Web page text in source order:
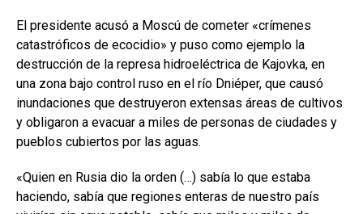
El presidente acusó a Moscú de cometer «crímenes
catastróficos de ecocidio» y puso como ejemplo la
destrucción de la represa hidroeléctrica de Kajovka, en
una zona bajo control ruso en el río Dniéper, que causó
inundaciones que destruyeron extensas áreas de cultivos
y obligaron a evacuar a miles de personas de ciudades y
pueblos cubiertos por las aguas.
«Quien en Rusia dio la orden (…) sabía lo que estaba
haciendo, sabía que regiones enteras de nuestro país